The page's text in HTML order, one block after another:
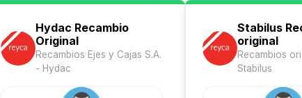
Hydac Recambio
Original
Recambios Ejes y Cajas S.A.
- Hydac
Stabilus
original
Recambios
Stabilus